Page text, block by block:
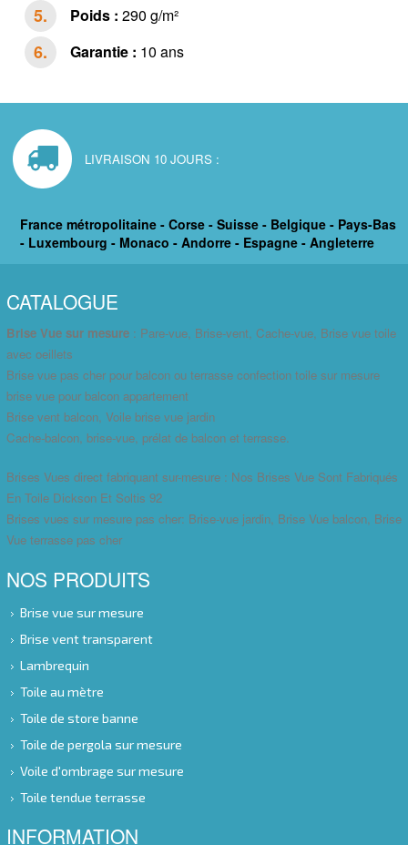
Poids : 290 g/m²
Garantie : 10 ans
LIVRAISON 10 JOURS :
France métropolitaine - Corse - Suisse - Belgique - Pays-Bas
- Luxembourg - Monaco - Andorre - Espagne - Angleterre
CATALOGUE
Brise Vue sur mesure: Pare-vue, Brise-vent, Cache-vue, Brise vue toile
avec oeillets
Brise vue pas cher pour balcon ou terrasse confection toile sur mesure
brise vue pour balcon appartement
Brise vent balcon, Voile brise vue jardin
Cache-balcon, brise-vue, prélat de balcon et terrasse.
Brises Vues direct fabriquant sur-mesure : Nos Brises Vue Sont Fabriqués
En Toile Dickson Et Soltis 92
Brises vues sur mesure pas cher: Brise-vue jardin, Brise Vue balcon, Brise
Vue terrasse pas cher
NOS PRODUITS
Brise vue sur mesure
Brise vent transparent
Lambrequin
Toile au mètre
Toile de store banne
Toile de pergola sur mesure
Voile d'ombrage sur mesure
Toile tendue terrasse
INFORMATION